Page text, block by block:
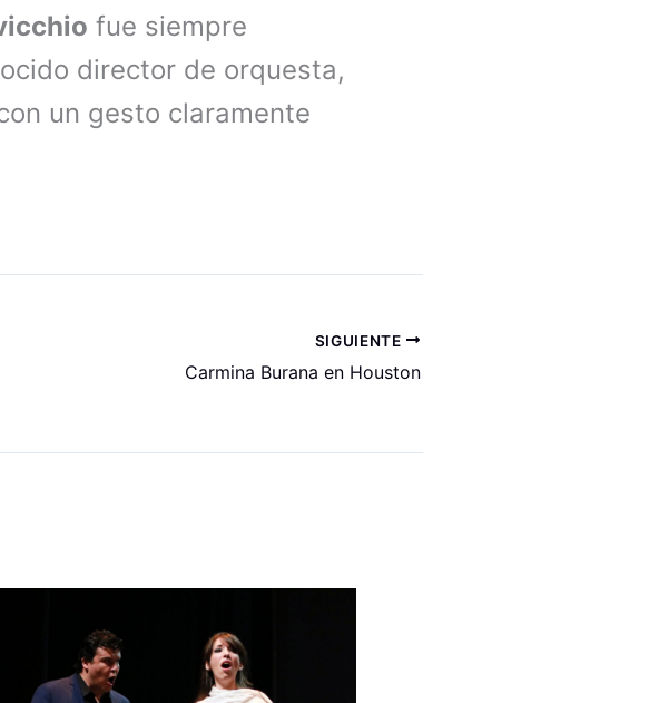
fue siempre
director de orquesta,
un gesto claramente
SIGUIENTE
Carmina Burana en Houston